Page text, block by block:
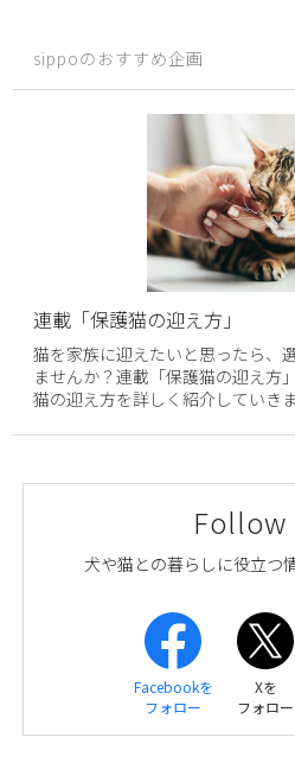
sippoのおすすめ企画
連載「保護猫の迎え方」
猫を家族に迎えたいと思ったら、
ませんか？連載「保護猫の迎え方
猫の迎え方を詳しく紹介していきま
Follow
犬や猫との暮らしに役立つ
Facebookを
フォロー
Xを
フォロー